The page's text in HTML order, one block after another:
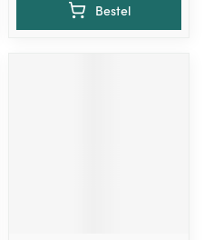
Bestel